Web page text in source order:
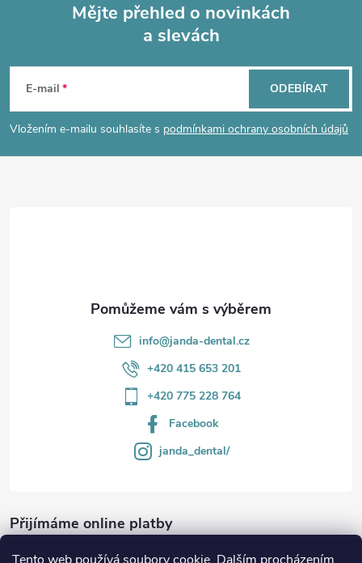
p
Mějte přehled o novinkách
a slevách
E-mail
Vložením e-mailu souhlasíte s podmínkami ochrany osobních údajů
ODEBÍRAT
info@janda-dental.cz
+420 415 653 201
+420 775 228 764
Facebook
janda_dental/
Přijímáme online platby